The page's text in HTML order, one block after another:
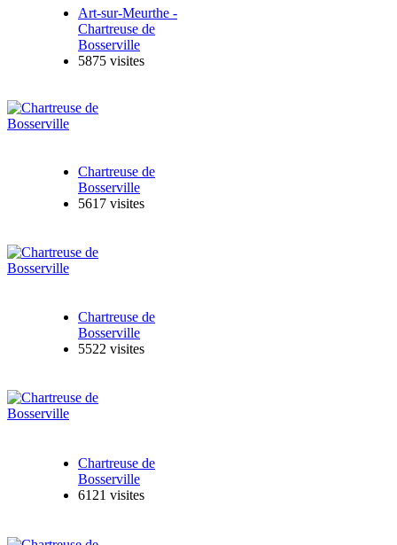
Art-sur-Meurthe -
Chartreuse de
Bosserville
5875 visites
Chartreuse de
Bosserville
5617 visites
Chartreuse de
Bosserville
5522 visites
Chartreuse de
Bosserville
6121 visites